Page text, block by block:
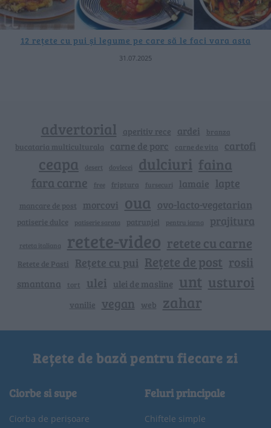
12 rețete cu pui și legume pe care să le faci vara asta
31.07.2025
advertorial aperitiv rece ardei branza
bucataria multiculturala carne de porc carne de vita cartofi
ceapa desert dovlecei dulciuri faina
fara carne free friptura fursecuri lamaie lapte
mancare de post morcovi oua ovo-lacto-vegetarian
patiserie dulce patiserie sarata patrunjel pentru iarna prajitura
reteta italiana retete-video retete cu carne
Retete de Pasti Rețete cu pui Rețete de post rosii
smantana tort ulei ulei de masline unt usturoi
vanilie vegan web zahar
Rețete de bază pentru fiecare zi
Ciorbe si supe
Ciorba de perișoare
Feluri principale
Chiftele simple